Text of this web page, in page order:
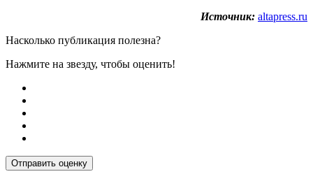
Источник: altapress.ru
Насколько публикация полезна?
Нажмите на звезду, чтобы оценить!
Отправить оценку